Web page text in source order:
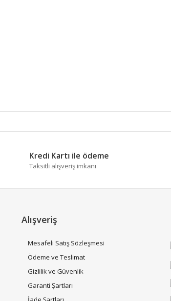
Kredi Kartı ile ödeme
Taksitli alışveriş imkanı
Alışveriş
Mesafeli Satış Sözleşmesi
Ödeme ve Teslimat
Gizlilik ve Güvenlik
Garanti Şartları